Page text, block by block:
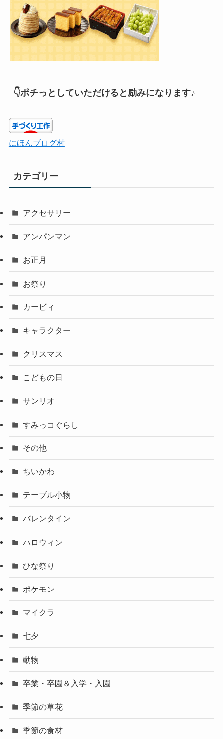
👇ポチっとしていただけると励みになります♪
にほんブログ村
カテゴリー
アクセサリー
アンパンマン
お正月
お祭り
カービィ
キャラクター
クリスマス
こどもの日
サンリオ
すみっコぐらし
その他
ちいかわ
テーブル小物
バレンタイン
ハロウィン
ひな祭り
ポケモン
マイクラ
七夕
動物
卒業・卒園＆入学・入園
季節の草花
季節の食材